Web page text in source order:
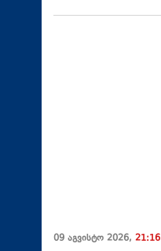
09 აგვისტო 2026, 21:16